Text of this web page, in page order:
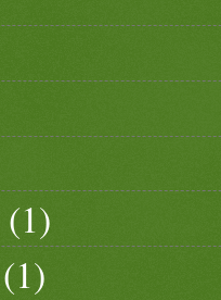
(1)
(1)